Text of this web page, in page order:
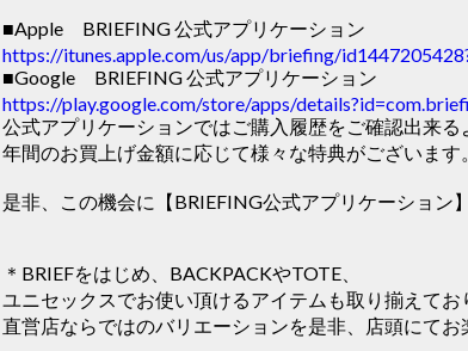
■Apple BRIEFING 公式アプリケーション
https://itunes.apple.com/us/app/briefing/
■Google BRIEFING 公式アプリケーション
https://play.google.com/store/apps/
公式アプリケーションではご購入履歴をご確認出来る
年間のお買上げ金額に応じて様々な特典がございます。
是非、この機会に【BRIEFING公式アプリケーション
＊BRIEFをはじめ、BACKPACKやTOTE、
ユニセックスでお使い頂けるアイテムも取り揃えてお
直営店ならではのバリエーションを是非、店頭にてお